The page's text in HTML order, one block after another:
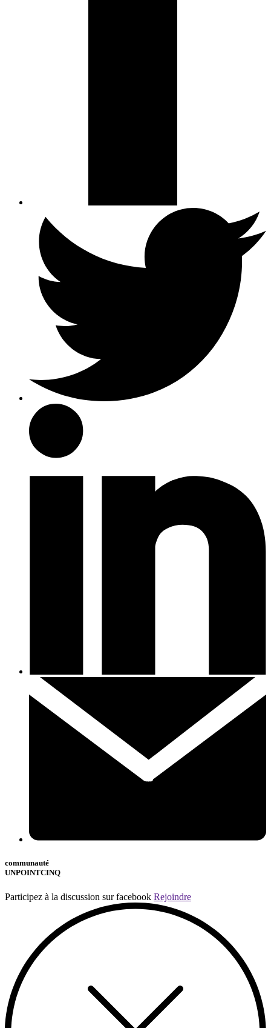
communauté
UNPOINTCINQ
Participez à la discussion sur facebook Rejoindre